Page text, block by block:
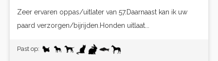
Zeer ervaren oppas/uitlater van 57.Daarnaast kan ik uw
paard verzorgen/bijrijden.Honden uitlaat...
Past op: